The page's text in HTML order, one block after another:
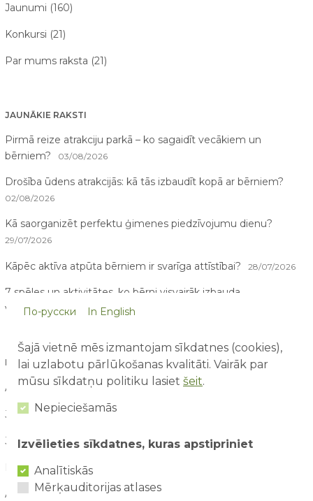
Jaunumi (160)
Konkursi (21)
Par mums raksta (21)
JAUNĀKIE RAKSTI
Pirmā reize atrakciju parkā – ko sagaidīt vecākiem un
bērniem?
03/08/2026
Drošība ūdens atrakcijās: kā tās izbaudīt kopā ar bērniem?
02/08/2026
Kā saorganizēt perfektu ģimenes piedzīvojumu dienu?
29/07/2026
Kāpēc aktīva atpūta bērniem ir svarīga attīstībai? 28/07/2026
7 spēles un aktivitātes, ko bērni visvairāk izbauda
vasarā
26/07/2026
RAKSTU ARHĪVS
August / 2026
July / 2026
June / 2026
May / 2026
April / 2026
По-русски In English
Šajā vietnē mēs izmantojam sīkdatnes (cookies),
lai uzlabotu pārlūkošanas kvalitāti. Vairāk par
mūsu sīkdatņu politiku lasiet šeit.
Nepieciešamās
Izvēlieties sīkdatnes, kuras apstipriniet
Analītiskās
Mērķauditorijas atlases